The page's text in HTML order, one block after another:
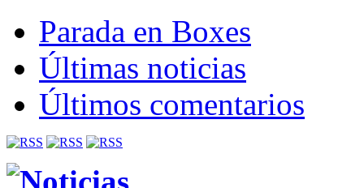
Parada en Boxes
Últimas noticias
Últimos comentarios